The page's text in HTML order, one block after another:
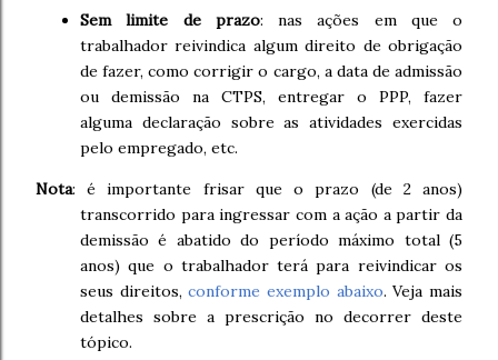
Sem limite de prazo: nas ações em que o
trabalhador reivindica algum direito de obrigação
de fazer, como corrigir o cargo, a data de admissão
ou demissão na CTPS, entregar o PPP, fazer
alguma declaração sobre as atividades exercidas
pelo empregado, etc.
Nota: é importante frisar que o prazo (de 2 anos)
transcorrido para ingressar com a ação a partir da
demissão é abatido do período máximo total (5
anos) que o trabalhador terá para reivindicar os
seus direitos,conforme exemplo abaixo. Veja mais
detalhes sobre a prescrição no decorrer deste
tópico.